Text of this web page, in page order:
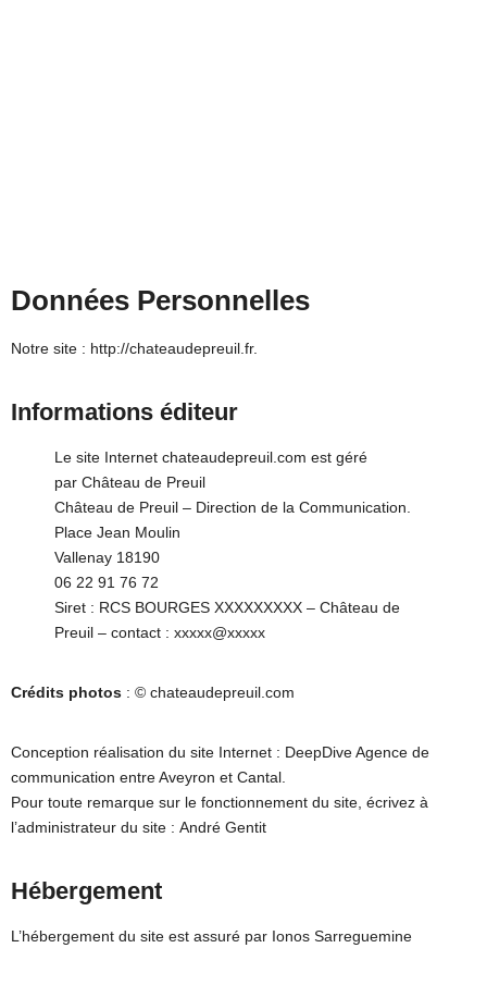
Données Personnelles
Notre site : http://chateaudepreuil.fr.
Informations éditeur
Le site Internet chateaudepreuil.com est géré
par Château de Preuil
Château de Preuil – Direction de la Communication.
Place Jean Moulin
Vallenay 18190
06 22 91 76 72
Siret : RCS BOURGES XXXXXXXXX – Château de
Preuil – contact : xxxxx@xxxxx
Crédits photos : © chateaudepreuil.com
Conception réalisation du site Internet : DeepDive Agence de
communication entre Aveyron et Cantal
Pour toute remarque sur le fonctionnement du site, écrivez à
l’administrateur du site : André Gentit
Hébergement
L’hébergement du site est assuré par Ionos Sarreguemine